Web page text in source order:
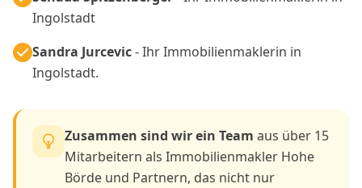
Ingolstadt
Sandra Jurcevic- Ihr Immobilienmaklerin in
Ingolstadt.
Zusammen sind wir ein Team aus über 15
Mitarbeitern als Immobilienmakler Hohe
Börde und Partnern, das nicht nur